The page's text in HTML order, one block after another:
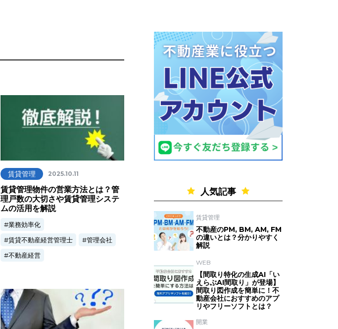
賃貸管理 2025.10.11
賃貸管理物件の営業方法とは？管
理戸数の大切さや賃貸管理システ
ムの活用を解説
業務効率化
賃貸不動産経営管理士
管理会社
不動産経営
人気記事
賃貸管理
不動産のPM, BM, AM, FM
の違いとは？分かりやすく
解説
WEB
【間取り特化の生成AI「い
えらぶAI間取り」が登場】
間取り図作成を簡単に！不
動産会社におすすめのアプ
リやフリーソフトとは？
開業